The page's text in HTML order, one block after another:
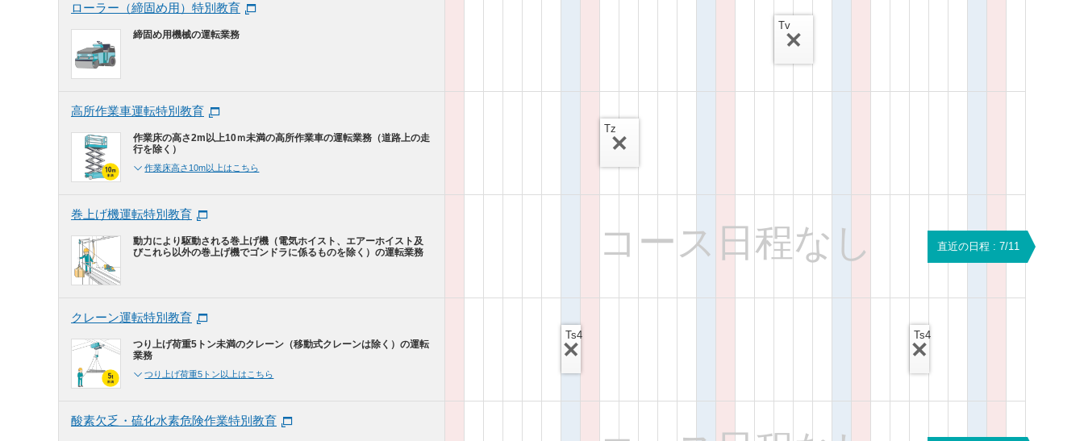
ローラー（締固め用）特別教育
締固め用機械の運転業務
Tv
高所作業車運転特別教育
作業床の高さ2m以上10ｍ未満の高所作業車の運転業務（道路上の走
行を除く）
作業床高さ10m以上はこちら
Tz
巻上げ機運転特別教育
動力により駆動される巻上げ機（電気ホイスト、エアーホイスト及
びこれら以外の巻上げ機でゴンドラに係るものを除く）の運転業務
コース日程なし 直近の日程 : 7/11
クレーン運転特別教育
つり上げ荷重5トン未満のクレーン（移動式クレーンは除く）の運転
業務
つり上げ荷重5トン以上はこちら
Ts4 Ts4
酸素欠乏・硫化水素危険作業特別教育